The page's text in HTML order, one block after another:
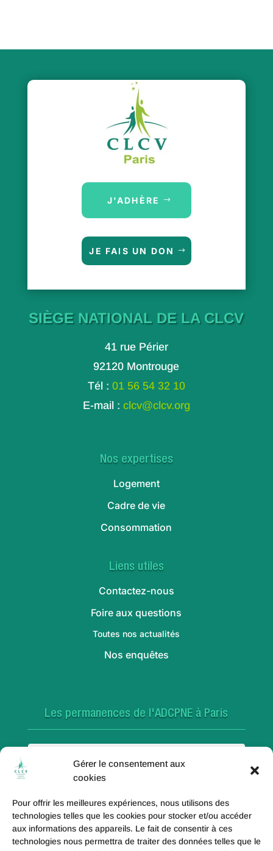
Gérer le consentement aux
cookies
Pour offrir les meilleures expériences, nous utilisons des
technologies telles que les cookies pour stocker et/ou accéder
aux informations des appareils. Le fait de consentir à ces
technologies nous permettra de traiter des données telles que le
J'ADHÈRE
JE FAIS UN DON
SIÈGE NATIONAL DE LA CLCV
41 rue Périer
92120 Montrouge
Tél : 01 56 54 32 10
E-mail : clcv@clcv.org
Nos expertises
Logement
Cadre de vie
Consommation
Liens utiles
Contactez-nous
Foire aux questions
Toutes nos actualités
Nos enquêtes
Les permanences de l'ADCPNE à Paris
Paris 18e
Paris 20e